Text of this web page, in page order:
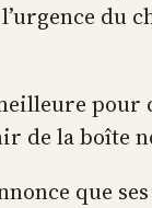
du
pour
de la boîte
que